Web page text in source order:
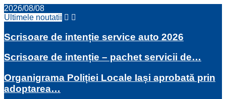
2026/08/08
Ultimele noutatii
Scrisoare de intenție service auto 2026
Scrisoare de intenție – pachet servicii de…
Organigrama Poliției Locale Iași aprobată prin
adoptarea…